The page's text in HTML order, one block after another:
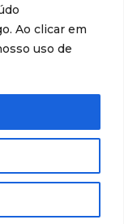
Ao clicar em
uso de